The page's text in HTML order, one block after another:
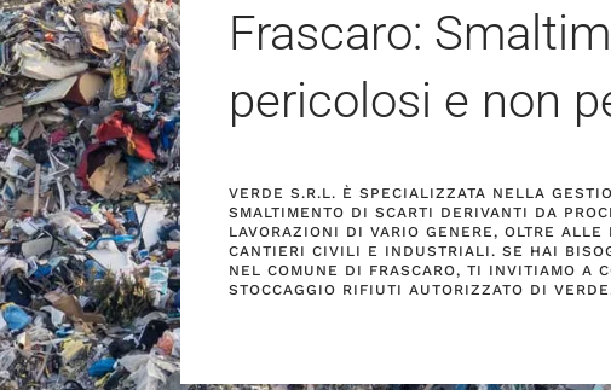
Frascaro:
pericolosi e non
VERDE S.R.L. È SPECIALIZZATA NELLA
SMALTIMENTO DI SCARTI DERIVANTI DA
LAVORAZIONI DI VARIO GENERE, OLTRE ALLE
CANTIERI CIVILI E INDUSTRIALI. SE HAI
NEL COMUNE DI FRASCARO, TI INVITIAMO A
STOCCAGGIO RIFIUTI AUTORIZZATO DI